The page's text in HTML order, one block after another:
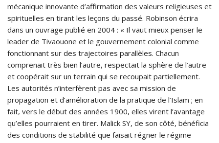
mécanique innovante d’affirmation des valeurs religieuses et
spirituelles en tirant les leçons du passé. Robinson écrira
dans un ouvrage publié en 2004 : « Il vaut mieux penser le
leader de Tivaouone et le gouvernement colonial comme
fonctionnant sur des trajectoires parallèles. Chacun
comprenait très bien l’autre, respectait la sphère de l’autre
et coopérait sur un terrain qui se recoupait partiellement.
Les autorités n’interfèrent pas avec sa mission de
propagation et d’amélioration de la pratique de l’Islam ; en
fait, vers le début des années 1900, elles virent l’avantage
qu’elles pourraient en tirer. Malick SY, de son côté, bénéficia
des conditions de stabilité que faisait régner le régime